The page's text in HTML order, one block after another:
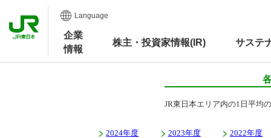
Language
企業
情報
株主・投資家情報(IR) サステ
JR東日本エリア内の1日平均
2024年度 2023年度 2022年度